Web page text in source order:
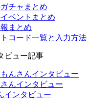
チャまとめ
ベントまとめ
まとめ
コード一覧と入力方法
ビュー記事
んさんインタビュー
んインタビュー
インタビュー